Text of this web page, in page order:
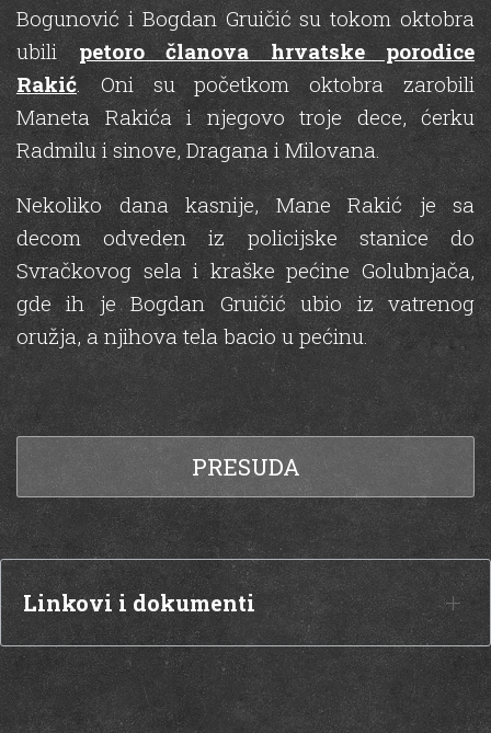
Bogunović i Bogdan Gruičić su tokom oktobra
ubili petoro članova hrvatske porodice
Rakić . Oni su početkom oktobra zarobili
Maneta Rakića i njegovo troje dece, ćerku
Radmilu i sinove, Dragana i Milovana.
Nekoliko dana kasnije, Mane Rakić je sa
decom odveden iz policijske stanice do
Svračkovog sela i kraške pećine Golubnjača,
gde ih je Bogdan Gruičić ubio iz vatrenog
oružja, a njihova tela bacio u pećinu.
PRESUDA
Linkovi i dokumenti